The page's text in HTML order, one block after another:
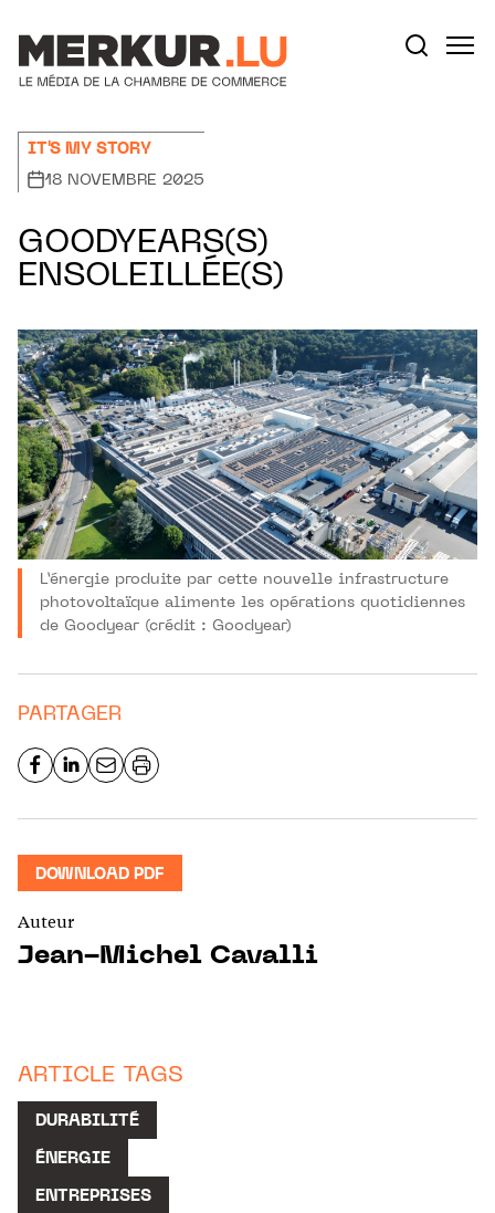
IT'S MY STORY
18 NOVEMBRE 2025
GOODYEARS(S)
ENSOLEILLÉE(S)
L’énergie produite par cette nouvelle infrastructure
photovoltaïque alimente les opérations quotidiennes
de Goodyear (crédit : Goodyear)
PARTAGER
DOWNLOAD PDF
Auteur
Jean-Michel Cavalli
ARTICLE TAGS
DURABILITÉ
ÉNERGIE
ENTREPRISES